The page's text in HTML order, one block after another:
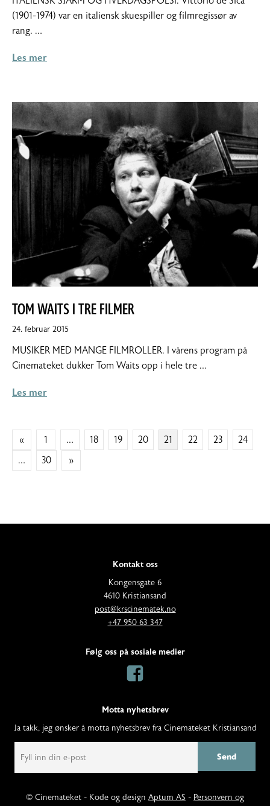
2015
(1901-1974) var en italiensk skuespiller og filmregissør av
rang. …
Les mer
TOM WAITS I TRE FILMER
24. februar 20157.
2015
MUSIKER MED MANGE FILMROLLER. I vårens program på
Cinemateket dukker Tom Waits opp i hele tre …
Les mer
SIDEPAGINERING
« 1 … 18 19 20 21 22 23
24
…
30 »
Kontakt oss
A
d
d
r
s
Kongensgate 6
4610 Kristiansand
E
s
post@krscinematek.no
T
l
:
+47 950 63 347
Følg oss på sosiale medier
Motta nyhetsbrev
Ja takk, jeg ønsker å motta nyhetsbrev fra Cinemateket Kristiansand
i
© Cinemateket - Kode og design Aptum AS - Personvern og